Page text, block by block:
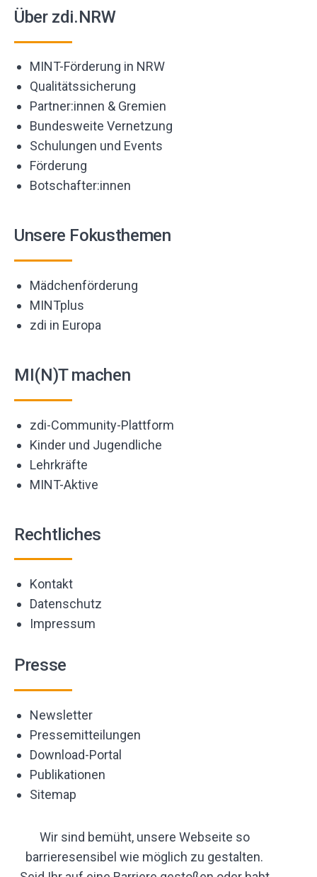
Über zdi.NRW
MINT-Förderung in NRW
Qualitätssicherung
Partner:innen & Gremien
Bundesweite Vernetzung
Schulungen und Events
Förderung
Botschafter:innen
Unsere Fokusthemen
Mädchenförderung
MINTplus
zdi in Europa
MI(N)T machen
zdi-Community-Plattform
Kinder und Jugendliche
Lehrkräfte
MINT-Aktive
Rechtliches
Kontakt
Datenschutz
Impressum
Presse
Newsletter
Pressemitteilungen
Download-Portal
Publikationen
Sitemap
Wir sind bemüht, unsere Webseite so
barrieresensibel wie möglich zu gestalten.